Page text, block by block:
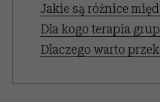
Jakie są różnice
Dla kogo terapia
Dlaczego warto